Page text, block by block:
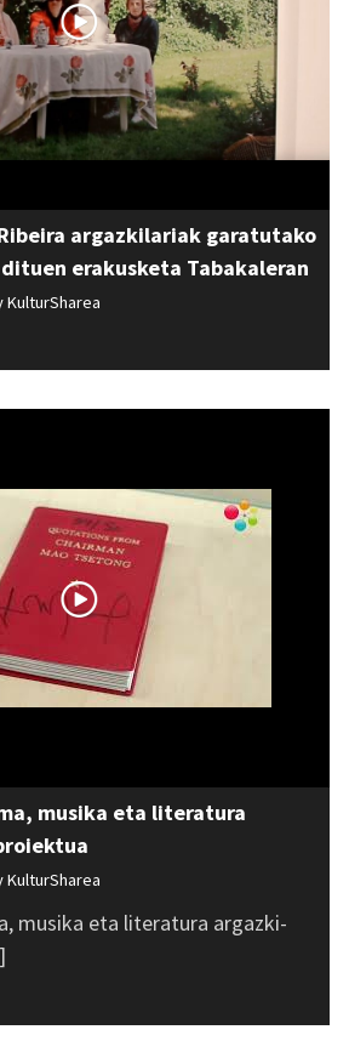
Ribeira argazkilariak garatutako
erakusketa Tabakaleran
KulturSharea
musika eta literatura
KulturSharea
musika eta literatura argazki-